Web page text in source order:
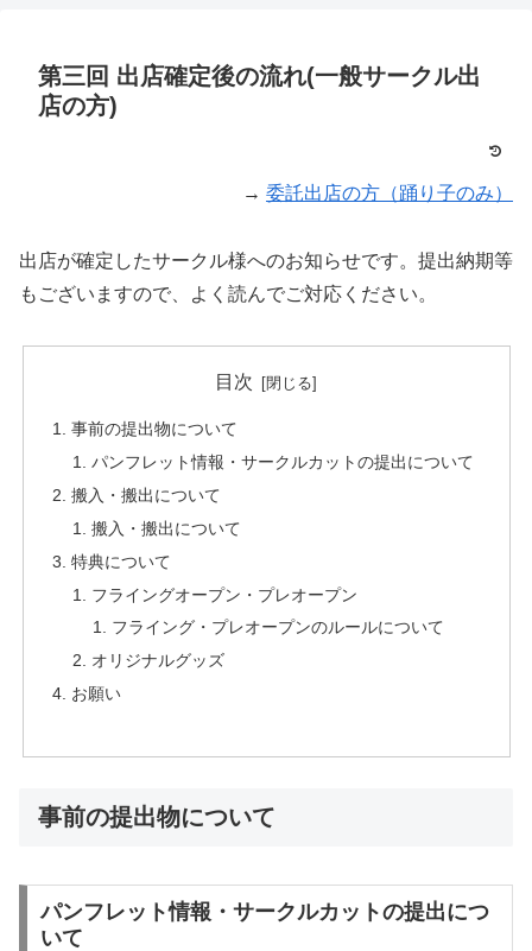
第三回 出店確定後の流れ(一般サークル出
店の方)
→ 委託出店の方（踊り子のみ）
出店が確定したサークル様へのお知らせです。提出納期等
もございますので、よく読んでご対応ください。
目次
事前の提出物について
パンフレット情報・サークルカットの提出について
搬入・搬出について
搬入・搬出について
特典について
フライングオープン・プレオープン
フライング・プレオープンのルールについて
オリジナルグッズ
お願い
事前の提出物について
パンフレット情報・サークルカットの提出につ
いて